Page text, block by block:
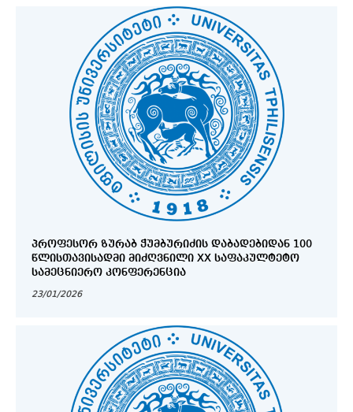
ᲞᲠᲝᲤᲔᲡᲝᲠ ᲖᲣᲠᲐᲑ ᲭᲣᲛᲑᲣᲠᲘᲫᲘᲡ ᲓᲐᲑᲐᲓᲔᲑᲘᲓᲐᲜ 100
ᲬᲚᲘᲡᲗᲐᲕᲘᲡᲐᲓᲛᲘ ᲛᲘᲫᲦᲕᲜᲘᲚᲘ XX ᲡᲐᲤᲐᲙᲣᲚᲢᲔᲢᲝ
ᲡᲐᲛᲔᲪᲜᲘᲔᲠᲝ ᲙᲝᲜᲤᲔᲠᲔᲜᲪᲘᲐ
23/01/2026